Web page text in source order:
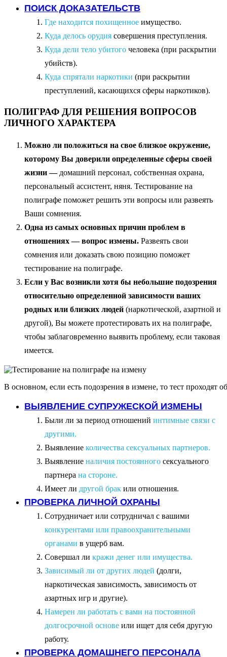
ПОИСК ДОКАЗАТЕЛЬСТВ
Где находится похищенное имущество.
Куда делось орудия совершения преступления.
Куда дели тело убитого человека (при раскрытии
убийств).
Куда спрятали наркотики (при раскрытии
преступлений, касающихся сферы наркотиков).
ПОЛИГРАФ ДЛЯ РЕШЕНИЯ ВОПРОСОВ
ЛИЧНОГО ХАРАКТЕРА
Можно ли положиться на свое близкое окружение,
которому Вы доверили определенные сферы своей
жизни —домашний персонал, собственная охрана,
персональный ассистент, няня. Тестирование на
полиграфе поможет решить эти вопросы или развеять
Ваши сомнения.
Одна из самых основных причин проблем в
отношениях — вопрос измены. Развеять свои
сомнения или доказать свою позицию поможет
тестирование на полиграфе.
Если у Вас возникли хотя бы небольшие подозрения
относительно определенной зависимости ваших
родных или близких людей (наркотической, азартной и
другой), Вы можете протестировать их на полиграфе,
чтобы заблаговременно выявить проблему, если таковая
имеется.
В основном, если есть подозрения в измене, то тест проходят
ВЫЯВЛЕНИЕ СУПРУЖЕСКОЙ ИЗМЕНЫ
Были ли за период отношений интимные связи с
другими.
Выявление количества сексуальных партнеров.
Выявление наличия постоянного сексуального
партнера на стороне.
Имеет ли другой брак или отношения.
ПРОВЕРКА ЛИЧНОЙ ОХРАНЫ
Сотрудничает или сотрудничал с вашими
конкурентами или правоохранительными
органами в ущерб вам.
Совершал ли кражи денег или имущества.
Зависимый ли от других людей (долги,
наркотическая зависимость, зависимость от
азартных игр и другие).
Намерен ли работать с вами на постоянной
долгосрочной основе или ищет для себя другую
работу.
ПРОВЕРКА ДОМАШНЕГО ПЕРСОНАЛА